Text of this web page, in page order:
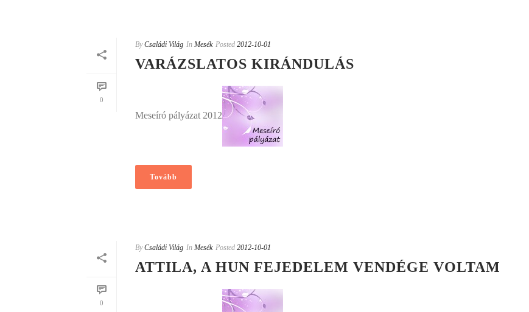
0
By Családi Világ In Mesék Posted 2012-10-01
VARÁZSLATOS KIRÁNDULÁS
Meseíró pályázat 2012
Tovább
0
By Családi Világ In Mesék Posted 2012-10-01
ATTILA, A HUN FEJEDELEM VENDÉGE VOLTAM